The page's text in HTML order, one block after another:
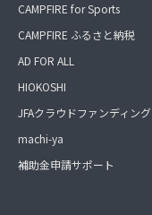
CAMPFIRE for Sports
CAMPFIRE ふるさと納税
AD FOR ALL
HIOKOSHI
JFAクラウドファンディング
machi-ya
補助金申請サポート